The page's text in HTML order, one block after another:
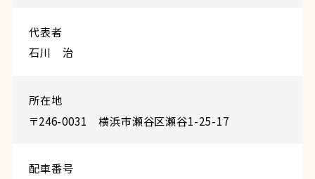
代表者
石川 治
所在地
〒246-0031 横浜市瀬谷区瀬谷1-25-17
配車番号